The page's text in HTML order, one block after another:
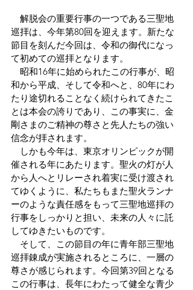
解脱会の重要行事の一つである三聖地
巡拝は、今年第80回を迎えます。新たな
節目を刻んだ今回は、令和の御代になっ
て初めての巡拝となります。
昭和16年に始められたこの行事が、昭
和から平成、そして令和へと、80年にわ
たり途切れることなく続けられてきたこ
とは本会の誇りであり、この事実に、金
剛さまのご精神の尊さと先人たちの強い
信念が拝されます。
しかも今年は、東京オリンピックが開
催される年にあたります。聖火の灯が人
から人へとリレーされ着実に受け渡され
てゆくように、私たちもまた聖火ランナ
ーのような責任感をもって三聖地巡拝の
行事をしっかりと担い、未来の人々に託
してゆきたいものです。
そして、この節目の年に青年部三聖地
巡拝錬成が実施されるところに、一層の
尊さが感じられます。今回第39回となる
この行事は、長年にわたって健全な青少